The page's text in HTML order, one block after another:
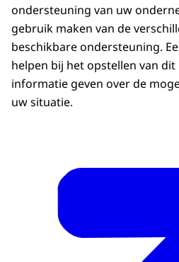
ondersteuning van uw
gebruik maken van de
beschikbare ondersteuning.
helpen bij het opstellen van
informatie geven over de
uw situatie.